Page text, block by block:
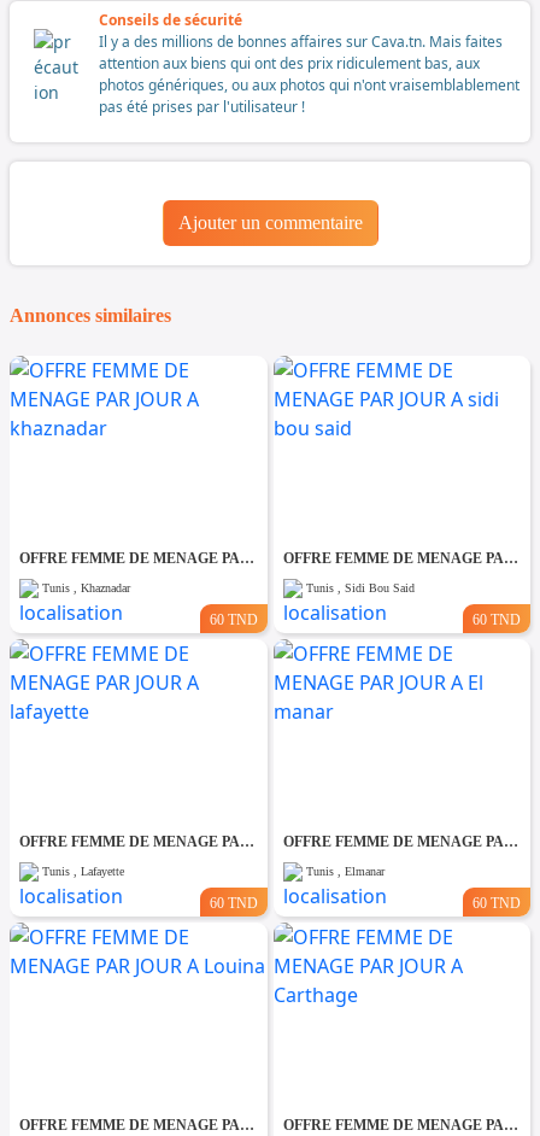
Conseils de sécurité
Il y a des millions de bonnes affaires sur Cava.tn. Mais faites
attention aux biens qui ont des prix ridiculement bas, aux
photos génériques, ou aux photos qui n'ont vraisemblablement
pas été prises par l'utilisateur !
Ajouter un commentaire
Annonces similaires
OFFRE FEMME DE MENAGE PAR JOUR A khaznadar
Tunis , Khaznadar
60 TND
OFFRE FEMME DE MENAGE PAR JOUR A sidi bou said
Tunis , Sidi Bou Said
60 TND
OFFRE FEMME DE MENAGE PAR JOUR A lafayette
Tunis , Lafayette
60 TND
OFFRE FEMME DE MENAGE PAR JOUR A El manar
Tunis , Elmanar
60 TND
OFFRE FEMME DE MENAGE PAR JOUR A Louina OFFRE FEMME DE MENAGE PAR JOUR A Carthage